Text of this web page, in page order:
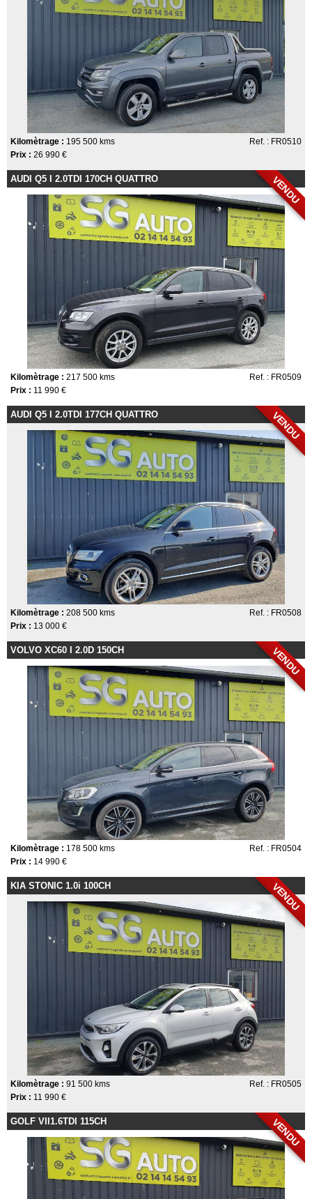
Ref. : FR0510
Kilomètrage : 195 500 kms
Prix : 26 990 €
VENDU
AUDI Q5 I 2.0TDI 170CH QUATTRO
Ref. : FR0509
Kilomètrage : 217 500 kms
Prix : 11 990 €
VENDU
AUDI Q5 I 2.0TDI 177CH QUATTRO
Ref. : FR0508
Kilomètrage : 208 500 kms
Prix : 13 000 €
VENDU
VOLVO XC60 I 2.0D 150CH
Ref. : FR0504
Kilomètrage : 178 500 kms
Prix : 14 990 €
VENDU
KIA STONIC 1.0i 100CH
Ref. : FR0505
Kilomètrage : 91 500 kms
Prix : 11 990 €
VENDU
GOLF VII1.6TDI 115CH